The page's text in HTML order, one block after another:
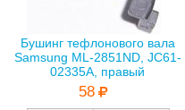
Бушинг тефлонового вала
Samsung ML-2851ND, JC61-
02335A, правый
58